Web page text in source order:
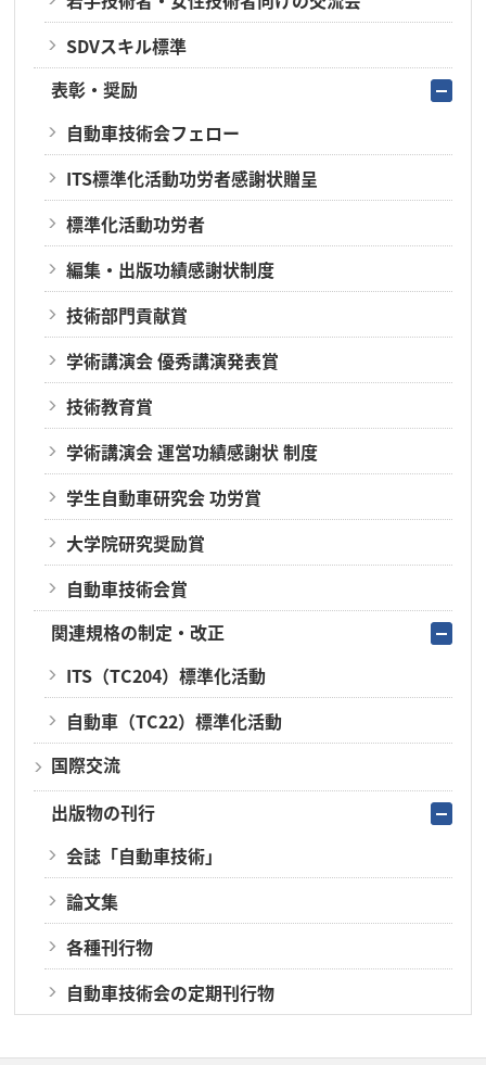
SDVスキル標準
表彰・奨励
自動車技術会フェロー
ITS標準化活動功労者感謝状贈呈
標準化活動功労者
編集・出版功績感謝状制度
技術部門貢献賞
学術講演会 優秀講演発表賞
技術教育賞
学術講演会 運営功績感謝状 制度
学生自動車研究会 功労賞
大学院研究奨励賞
自動車技術会賞
関連規格の制定・改正
ITS（TC204）標準化活動
自動車（TC22）標準化活動
国際交流
出版物の刊行
会誌「自動車技術」
論文集
各種刊行物
自動車技術会の定期刊行物